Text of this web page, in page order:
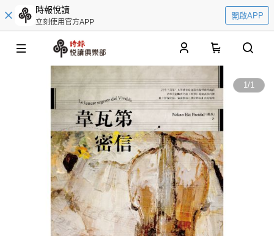
時報悅讀
立刻使用官方APP
開啟APP
1/1